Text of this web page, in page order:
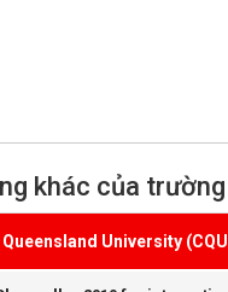
khác của trường
University